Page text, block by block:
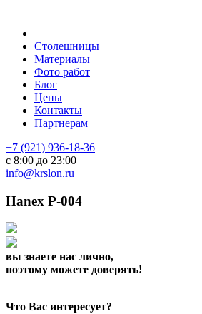
Столешницы
Материалы
Фото работ
Блог
Цены
Контакты
Партнерам
+7 (921) 936-18-36
с 8:00 до 23:00
info@krslon.ru
Hanex P-004
вы знаете нас лично,
поэтому можете доверять!
Что Вас интересует?